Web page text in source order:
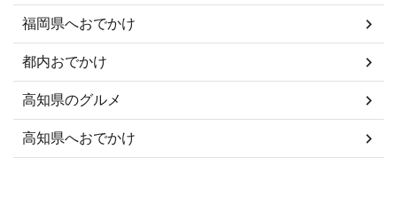
福岡県へおでかけ
都内おでかけ
高知県のグルメ
高知県へおでかけ